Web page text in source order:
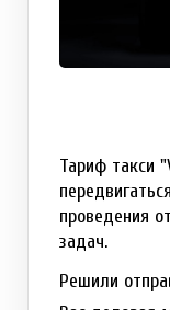
Тариф такси
проведения
задач.
Решили